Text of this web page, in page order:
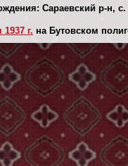
Сараевский р-н,
1937 г. на Бутовском